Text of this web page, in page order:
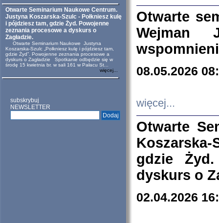
Otwarte Seminarium Naukowe Centrum.
Justyna Koszarska-Szulc - Połkniesz kulę
i pójdziesz tam, gdzie Żyd. Powojenne
zeznania procesowe a dyskurs o
Zagładzie.
Otwarte Seminarium Naukowe Justyna
Koszarska-Szulc „Połkniesz kulę i pójdziesz tam,
gdzie Żyd”. Powojenne zeznania procesowe a
dyskurs o Zagładzie Spotkanie odbędzie się w
środę 15 kwietnia br. w sali 161 w Pałacu St...
więcej...
subskrybuj
NEWSLETTER
Otwarte
Wejman
08.05.2026
więcej...
Otwarte
Koszarska-
gdzie
dyskurs o
02.04.2026